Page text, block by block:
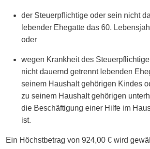
der Steuerpflichtige oder sein nicht
lebender Ehegatte das 60.
oder
wegen Krankheit des
nicht dauernd getrennt lebenden
seinem Haushalt gehörigen Kindes
zu seinem Haushalt gehörigen
die Beschäftigung einer Hilfe im
ist.
Ein Höchstbetrag von 924,00 € wird